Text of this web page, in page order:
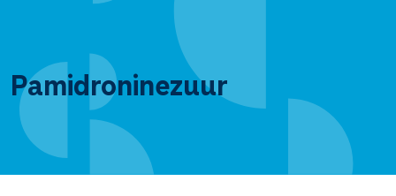
Pamidroninezuur